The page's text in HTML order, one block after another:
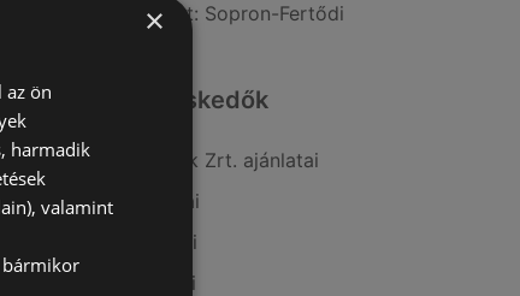
A(z) Reál üzletei itt: Sopron-Fertődi
Hasonló kiskereskedők
A(z) COOP Szolnok Zrt. ajánlatai
A(z) Tesco ajánlatai
A(z) Príma ajánlatai
A(z) Coop ajánlatai
×
az ön
harmadik
valamint
bármikor